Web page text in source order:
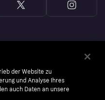
der Website zu
und Analyse Ihres
auch Daten an unsere